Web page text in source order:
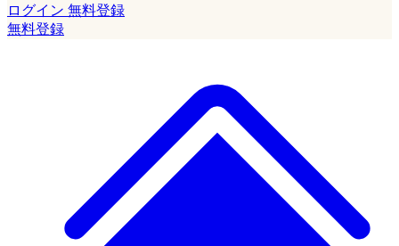
ログイン 無料登録
無料登録